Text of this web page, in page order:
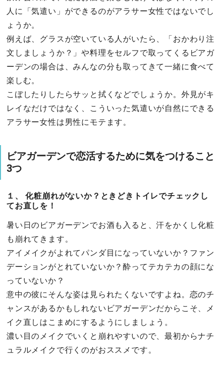
人に「気遣い」ができるのがアラサー女性ではないでし
ょうか。
例えば、グラスが空いている人がいたら、「おかわり注
文しましょうか？」や料理をセルフで取ってくるビアガ
ーデンの場合は、みんなの分も取ってきて一緒に食べて
楽しむ。
こぼしたりしたらサッと拭くなどでしょうか。外見がキ
レイなだけではなく、こういった気遣いが自然にできる
アラサー女性は男性にモテます。
ビアガーデンで恋活するために気をつけること
3つ
１、 化粧崩れがないか？ときどきトイレでチェックし
てお直しを！
暑い日のビアガーデンでお酒も入ると、汗をかくし化粧
も崩れてきます。
アイメイクがよれてパンダ目になっていないか？ファン
デーションがとれていないか？酔ってテカテカの顔にな
っていないか？
意中の彼にそんな姿は見られたくないですよね。恋のチ
ャンスがあるかもしれないビアガーデンだからこそ、メ
イク直しはこまめにするようにしましょう。
濃い目のメイクでいくと崩れやすいので、最初からナチ
ュラルメイクで行くのがおススメです。